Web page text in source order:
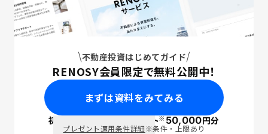
不動産投資はじめてガイド
RENOSY会員限定で無料公開中！
まずは資料をみてみる
初回面談で ポイント※50,000円分
プレゼント適用条件詳細※条件・上限あり